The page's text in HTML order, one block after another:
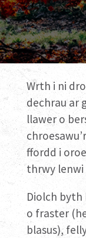
Wrth i ni
dechrau ar
llawer o
ffordd i
thrwy lenwi
Diolch byth
o fraster
blasus),